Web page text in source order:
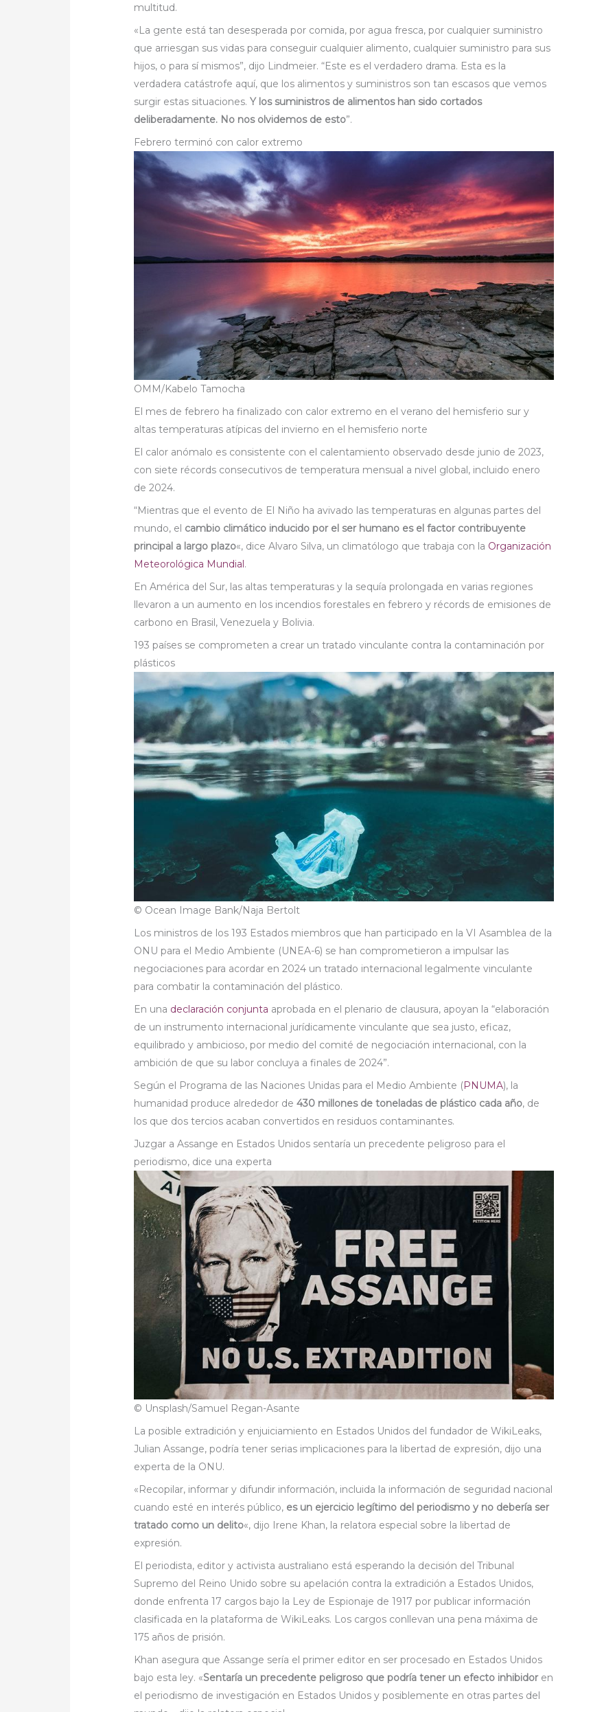
multitud.
«La gente está tan desesperada por comida, por agua fresca, por cualquier suministro
que arriesgan sus vidas para conseguir cualquier alimento, cualquier suministro para sus
hijos, o para sí mismos”, dijo Lindmeier. “Este es el verdadero drama. Esta es la
verdadera catástrofe aquí, que los alimentos y suministros son tan escasos que vemos
surgir estas situaciones.Y los suministros de alimentos han sido cortados
deliberadamente. No nos olvidemos de esto”.
Febrero terminó con calor extremo
OMM/Kabelo Tamocha
El mes de febrero ha finalizado con calor extremo en el verano del hemisferio sur y
altas temperaturas atípicas del invierno en el hemisferio norte
El calor anómalo es consistente con el calentamiento observado desde junio de 2023,
con siete récords consecutivos de temperatura mensual a nivel global, incluido enero
de 2024.
“Mientras que el evento de El Niño ha avivado las temperaturas en algunas partes del
mundo, el cambio climático inducido por el ser humano es el factor contribuyente
principal a largo plazo«, dice Alvaro Silva, un climatólogo que trabaja con la Organización
Meteorológica Mundial.
En América del Sur, las altas temperaturas y la sequía prolongada en varias regiones
llevaron a un aumento en los incendios forestales en febrero y récords de emisiones de
carbono en Brasil, Venezuela y Bolivia.
193 países se comprometen a crear un tratado vinculante contra la contaminación por
plásticos
© Ocean Image Bank/Naja Bertolt
Los ministros de los 193 Estados miembros que han participado en la VI Asamblea de la
ONU para el Medio Ambiente (UNEA-6) se han comprometieron a impulsar las
negociaciones para acordar en 2024 un tratado internacional legalmente vinculante
para combatir la contaminación del plástico.
En una declaración conjunta aprobada en el plenario de clausura, apoyan la “elaboración
de un instrumento internacional jurídicamente vinculante que sea justo, eficaz,
equilibrado y ambicioso, por medio del comité de negociación internacional, con la
ambición de que su labor concluya a finales de 2024”.
Según el Programa de las Naciones Unidas para el Medio Ambiente (PNUMA), la
humanidad produce alrededor de430 millones de toneladas de plástico cada año, de
los que dos tercios acaban convertidos en residuos contaminantes.
Juzgar a Assange en Estados Unidos sentaría un precedente peligroso para el
periodismo, dice una experta
© Unsplash/Samuel Regan-Asante
La posible extradición y enjuiciamiento en Estados Unidos del fundador de WikiLeaks,
Julian Assange, podría tener serias implicaciones para la libertad de expresión, dijo una
experta de la ONU.
«Recopilar, informar y difundir información, incluida la información de seguridad nacional
cuando esté en interés público, es un ejercicio legítimo del periodismo y no debería ser
tratado como un delito«, dijo Irene Khan, la relatora especial sobre la libertad de
expresión.
El periodista, editor y activista australiano está esperando la decisión del Tribunal
Supremo del Reino Unido sobre su apelación contra la extradición a Estados Unidos,
donde enfrenta 17 cargos bajo la Ley de Espionaje de 1917 por publicar información
clasificada en la plataforma de WikiLeaks. Los cargos conllevan una pena máxima de
175 años de prisión.
Khan asegura que Assange sería el primer editor en ser procesado en Estados Unidos
bajo esta ley. «Sentaría un precedente peligroso que podría tener un efecto inhibidoren
el periodismo de investigación en Estados Unidos y posiblemente en otras partes del